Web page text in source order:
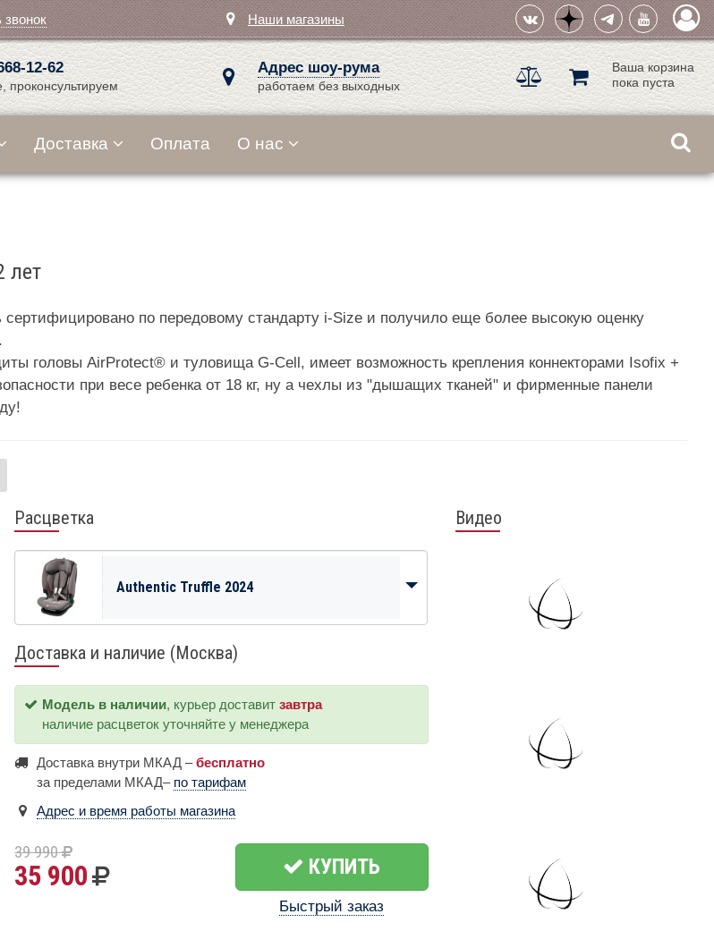
звонок Наши магазины
12-62
проконсультируем
Адрес шоу-рума
работаем без выходных
Ваша корзина
пока пуста
Доставка Оплата О нас
лет
по передовому стандарту i-Size и получило еще более высокую оценку
головы AirProtect® и туловища G-Cell, имеет возможность крепления коннекторами Isofix +
при весе ребенка от 18 кг, ну а чехлы из "дышащих тканей" и фирменные панели
Расцветка
Authentic Truffle 2024
Доставка и наличие (Москва)
Модель в наличии, курьер доставитзавтра
наличие расцветок уточняйте у менеджера
Доставка внутри МКАД –бесплатно
за пределами МКАД– по тарифам
Адрес и время работы магазина
39 990
35 900 КУПИТЬ
Быстрый заказ
Видео